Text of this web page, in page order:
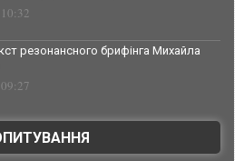
резонансного брифінга Михайла